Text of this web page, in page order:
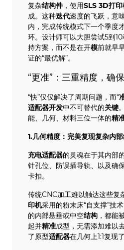
复杂结构件，使用SLS 3D打印
成。这种迭代速度的飞跃，意
内，完成传统模式下一个季度
环。设计师可以大胆尝试5到
持方案，而不是在开模前就早
证的“最优解”。
“更准”：三重精度，确
“快”仅仅解决了周期问题，而“
适配器开发中不可替代的关键。
能、几何、材料三位一体的精
1.几何精度：完美复现复杂内
充电适配器的灵魂在于其内部
针孔位、防误插导轨、以及确
卡扣。
传统CNC加工难以触达这些复
印机采用的粉末床“自支撑”技
的内部悬垂或中空结构 ，都能
起并精准成型，无需添加难以
了原型适配器在几何上1:1复现